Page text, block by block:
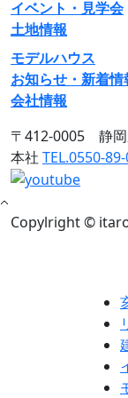
イベント・見学会
土地情報
モデルハウス
お知らせ・新着情
会社情報
〒412-0005 静岡
本社 TEL.0550-
Copylright ©